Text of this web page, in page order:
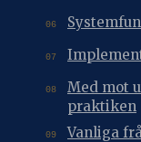
06
07
08
Med mot
praktiken
09 Vanliga